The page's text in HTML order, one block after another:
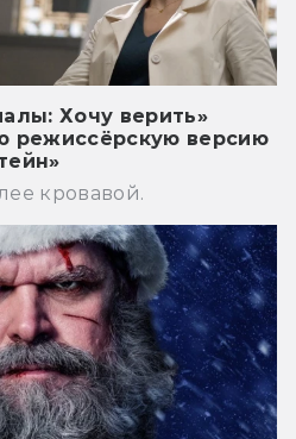
Хочу верить»
режиссёрскую версию
кровавой.